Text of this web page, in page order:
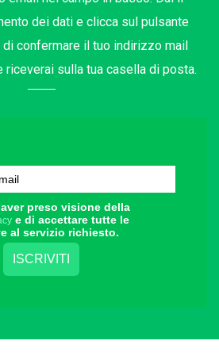
dei dati e clicca sul pulsante
di confermare il tuo indirizzo mail
riceverai sulla tua casella di posta.
preso visione della
e di accettare tutte le
al servizio richiesto.